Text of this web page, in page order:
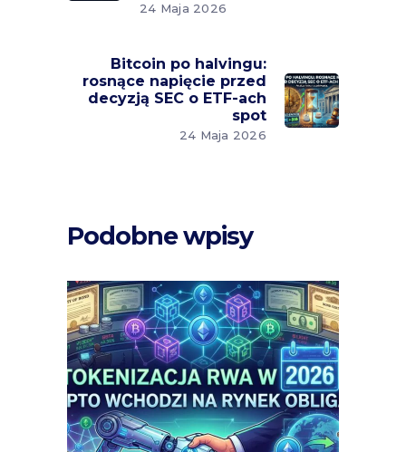
24 Maja 2026
Bitcoin po halvingu:
rosnące napięcie przed
decyzją SEC o ETF-ach
spot
24 Maja 2026
Podobne wpisy